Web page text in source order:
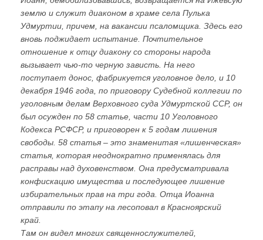
землю и служит диаконом в храме села Пулька
Удмуртии, причем, на вакансии псаломщика. Здесь его
вновь поджидает испытание. Почтительное
отношение к отцу диакону со стороны народа
вызывает чью-то черную зависть. На него
поступает донос, фабрикуется уголовное дело, и 10
декабря 1946 года, по приговору Судебной коллегии по
уголовным делам Верховного суда Удмуртской ССР, он
был осужден по 58 статье, части 10 Уголовного
Кодекса РСФСР, и приговорен к 5 годам лишения
свободы. 58 статья – это знаменитая «лишенческая»
статья, которая неоднократно применялась для
расправы над духовенством. Она предусматривала
конфискацию имущества и последующее лишение
избирательных прав на три года. Отца Иоанна
отправили по этапу на лесоповал в Красноярский
край.
Там он видел многих священнослужителей,